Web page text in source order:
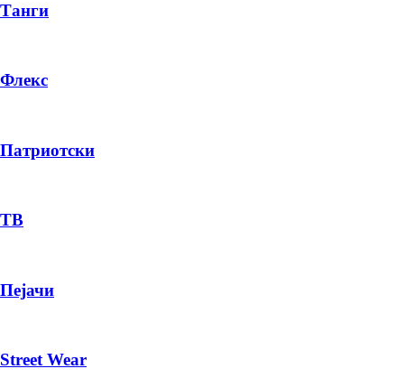
PRODUCT
ПЛАТИ ПРИ ДОСТАВА ВО КЕШ
Танги
Флекс
Патриотски
ТВ
Пејачи
Street Wear